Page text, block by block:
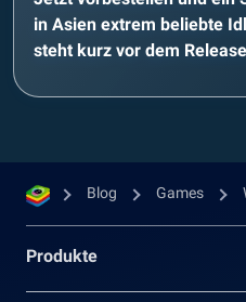
in Asien extrem beliebte
steht kurz vor dem
Blog Games
Produkte